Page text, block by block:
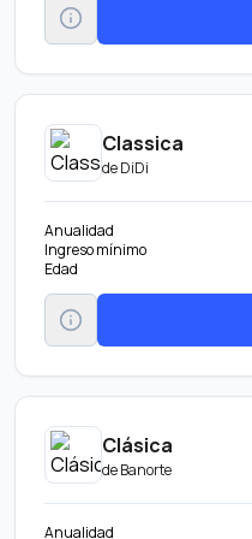
Classica
deDiDi
Anualidad
Ingreso mínimo
Edad
Clásica
deBanorte
Anualidad